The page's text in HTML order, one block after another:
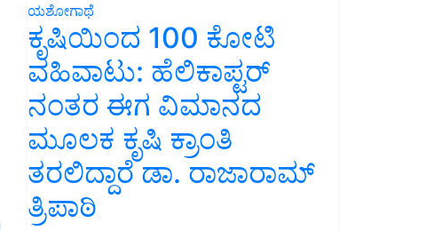
ಯಶೋಗಾಥೆ
ಕೃಷಿಯಿಂದ 100 ಕೋಟಿ
ವಹಿವಾಟು: ಹೆಲಿಕಾಪ್ಟರ್
ನಂತರ ಈಗ ವಿಮಾನದ
ಮೂಲಕ ಕೃಷಿ ಕ್ರಾಂತಿ
ತರಲಿದ್ದಾರೆ ಡಾ. ರಾಜಾರಾಮ್
ತ್ರಿಪಾಠಿ